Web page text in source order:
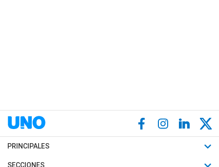
PRINCIPALES
Últimas Noticias
SECCIONES